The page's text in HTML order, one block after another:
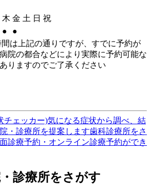
木 金 土 日 祝
●
●
は上記の通りですが、すでに予約が
院の都合などにより実際に予約可能な
りますのでご了承ください
チェッカー)気になる症状から調べ、結
・診療所を提案します歯科診療所をさ
診療予約・オンライン診療予約ができ
診療所をさがす